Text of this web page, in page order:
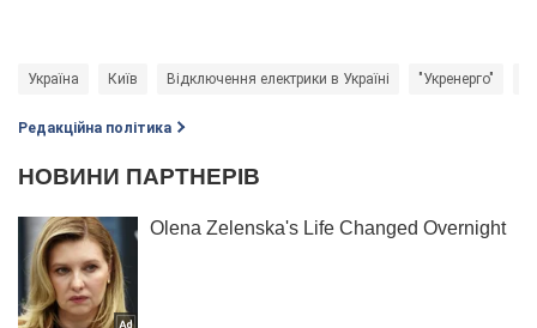
Україна Київ Відключення електрики в Україні "Укренерго"
Редакційна політика